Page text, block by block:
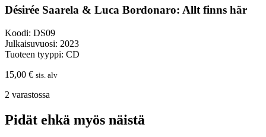
Désirée Saarela & Luca Bordonaro: Allt finns här
Koodi: DS09
Julkaisuvuosi: 2023
Tuoteen tyyppi: CD
15,00 € sis. alv
2 varastossa
Pidät ehkä myös näistä